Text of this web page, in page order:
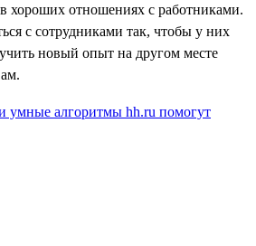
в хороших отношениях с работниками.
с сотрудниками так, чтобы у них
новый опыт на другом месте
умные алгоритмы hh.ru помогут